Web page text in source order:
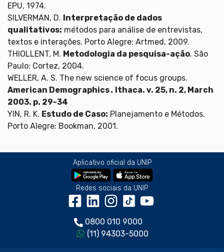
EPU, 1974.
SILVERMAN, D. Interpretação de dados
qualitativos: métodos para análise de entrevistas,
textos e interações. Porto Alegre: Artmed, 2009.
THIOLLENT, M. Metodologia da pesquisa-ação. São
Paulo: Cortez, 2004.
WELLER, A. S. The new science of focus groups.
American Demographics. Ithaca. v. 25, n. 2, March
2003. p. 29-34
YIN, R. K. Estudo de Caso: Planejamento e Métodos.
Porto Alegre: Bookman, 2001.
Aplicativo oficial da UNIP
Redes sociais da UNIP
0800 010 9000
(11) 94303-5000